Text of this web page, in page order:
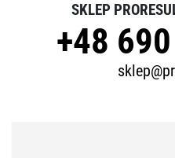
SKLEP
+48